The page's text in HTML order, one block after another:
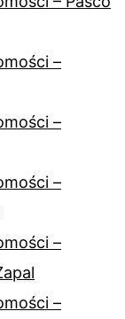
–
–
–
–
–